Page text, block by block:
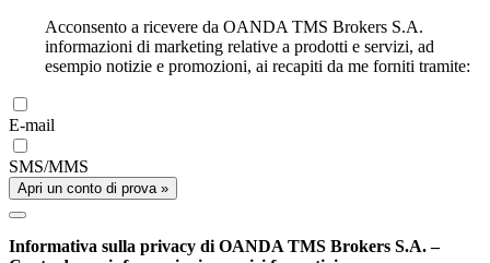
Acconsento a ricevere da OANDA TMS Brokers S.A.
informazioni di marketing relative a prodotti e servizi, ad
esempio notizie e promozioni, ai recapiti da me forniti tramite:
E-mail
SMS/MMS
Apri un conto di prova »
Informativa sulla privacy di OANDA TMS Brokers S.A. –